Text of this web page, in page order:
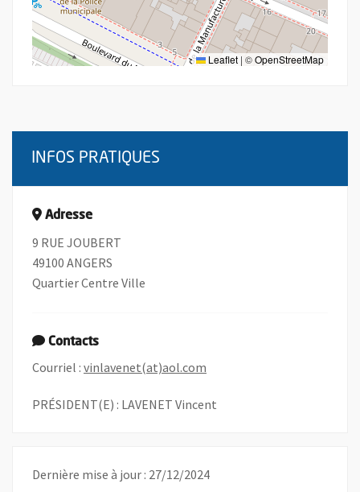
Leaflet | ©OpenStreetMap
INFOS PRATIQUES
Adresse
9 RUE JOUBERT
49100 ANGERS
Quartier Centre Ville
Contacts
Courriel : vinlavenet(at)aol.com
PRÉSIDENT(E) : LAVENET Vincent
Dernière mise à jour : 27/12/2024